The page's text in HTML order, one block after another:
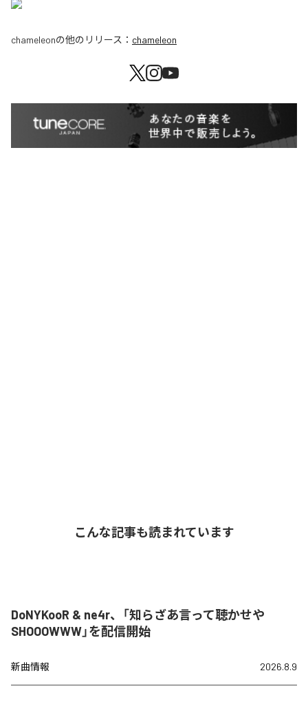
chameleonの他のリリース： chameleon
こんな記事も読まれています
DoNYKooR & ne4r、「知らざあ言って聴かせや
SHOOOWWW」を配信開始
新曲情報 2026.8.9